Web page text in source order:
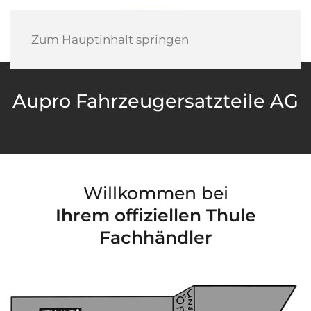
Zum Hauptinhalt springen
Aupro Fahrzeugersatzteile AG
Willkommen bei
Ihrem offiziellen Thule
Fachhändler